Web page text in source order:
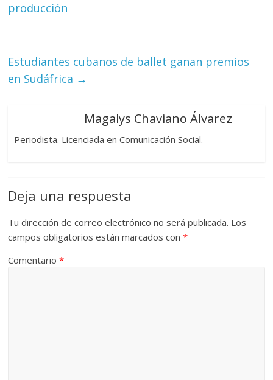
producción
Estudiantes cubanos de ballet ganan premios
en Sudáfrica →
Magalys Chaviano Álvarez
Periodista. Licenciada en Comunicación Social.
Deja una respuesta
Tu dirección de correo electrónico no será publicada. Los
campos obligatorios están marcados con*
Comentario*